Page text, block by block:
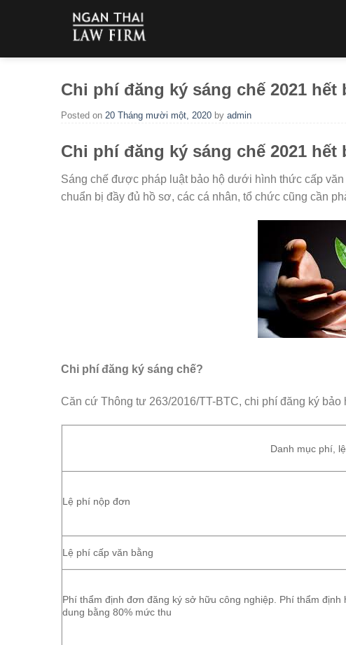
Chi phí đăng ký sáng chế 2021 hết
Posted on 20 Tháng mười một, 2020 by admin
Chi phí đăng ký sáng chế 2021 hết
Sáng chế được pháp luật bảo hộ dưới hình thức cấp
chuẩn bị đầy đủ hồ sơ, các cá nhân, tổ chức cũng cần
Chi phí đăng ký sáng chế?
Căn cứ Thông tư 263/2016/TT-BTC, chi phí đăng ký
Danh mục phí,
Lệ phí nộp đơn
Lệ phí cấp văn bằng
Phí thẩm định đơn đăng ký sở hữu công nghiệp. Phí thẩm
dung bằng 80% mức thu